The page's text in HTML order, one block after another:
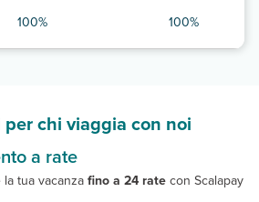
100% 100%
chi viaggia con noi
a rate
tua vacanza fino a 24 rate con Scalapay